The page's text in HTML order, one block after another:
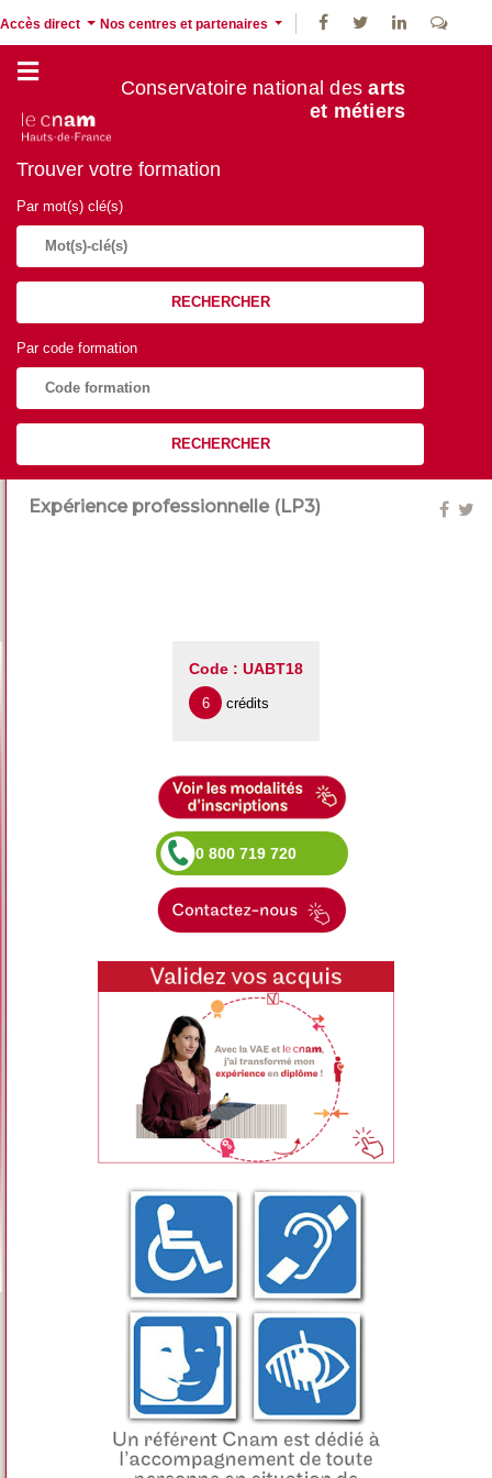
Accès direct Nos centres et partenaires
Conservatoire national desarts
et métiers
Trouver votre formation
Par mot(s) clé(s)
RECHERCHER
Par code formation
RECHERCHER
Expérience professionnelle (LP3)
Code : UABT18
6 crédits
0 800 719 720